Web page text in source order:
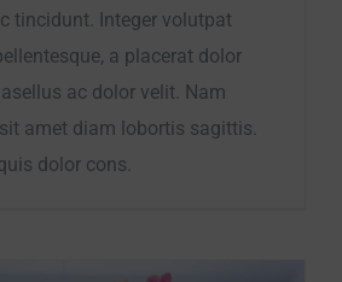
tincidunt. Integer volutpat
a placerat dolor
ac dolor velit. Nam
amet diam lobortis sagittis.
dolor cons.